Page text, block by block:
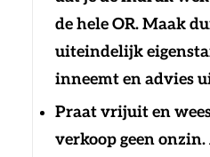
de hele OR. Maak
uiteindelijk
inneemt en advies
Praat vrijuit en
verkoop geen